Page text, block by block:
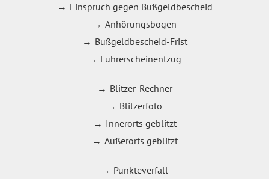
Einspruch gegen Bußgeldbescheid
Anhörungsbogen
Bußgeldbescheid-Frist
Führerscheinentzug
Blitzer-Rechner
Blitzerfoto
Innerorts geblitzt
Außerorts geblitzt
Punkteverfall